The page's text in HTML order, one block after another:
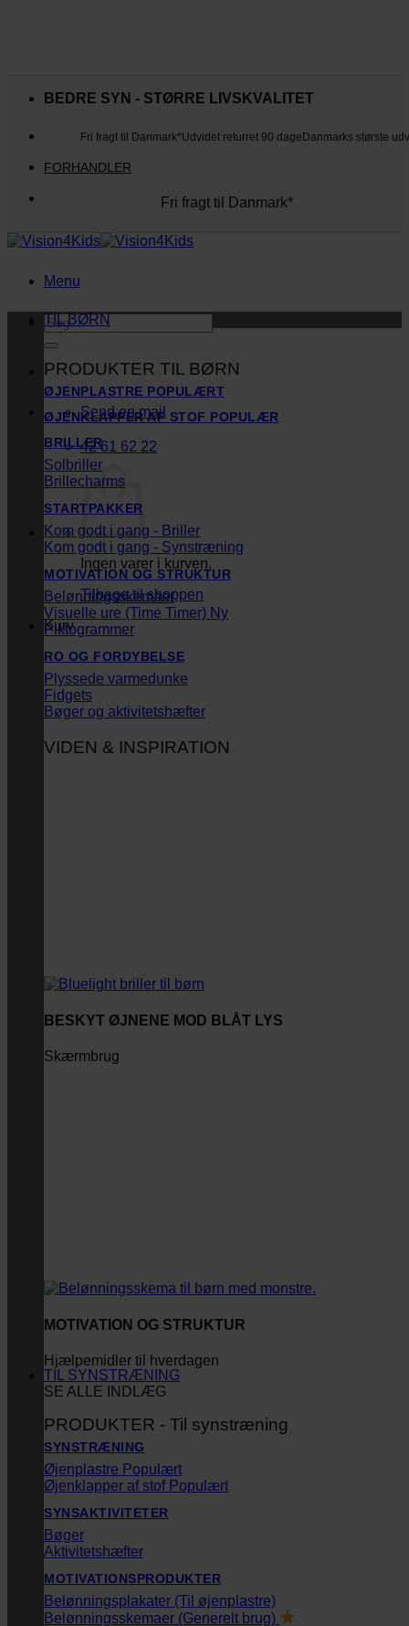
BEDRE SYN - STØRRE LIVSKVALITET
Fri fragt til Danmark*Udvidet returret 90 dage Danmarks største
FORHANDLER
Fri fragt til Danmark*
Menu
Søg
efter:
Send en mail
42 61 62 22
Ingen varer i kurven.
Tilbage til shoppen
Kurv
TIL BØRN
PRODUKTER TIL BØRN
ØJENPLASTRE
ØJENKLAPPER AF STOF
BRILLER
Solbriller
Brillecharms
STARTPAKKER
Kom godt i gang - Briller
Kom godt i gang - Synstræning
MOTIVATION OG STRUKTUR
Belønningsskemaer
Visuelle ure (Time Timer)
Piktogrammer
RO OG FORDYBELSE
Plyssede varmedunke
Fidgets
Bøger og aktivitetshæfter
VIDEN & INSPIRATION
BESKYT ØJNENE MOD BLÅT LYS
Skærmbrug
MOTIVATION OG STRUKTUR
Hjælpemidler til hverdagen
SE ALLE INDLÆG
TIL SYNSTRÆNING
PRODUKTER - Til synstræning
SYNSTRÆNING
Øjenplastre
Øjenklapper af stof
SYNSAKTIVITETER
Bøger
Aktivitetshæfter
MOTIVATIONSPRODUKTER
Belønningsplakater (Til øjenplastre)
Belønningsskemaer (Generelt brug)